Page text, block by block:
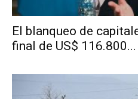
El blanqueo de
final de US$ 116.800...